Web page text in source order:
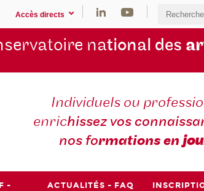
Accès directs
national des
Individuels ou
enrichissez vos
nos formations en
-
ACTUALITÉS - FAQ